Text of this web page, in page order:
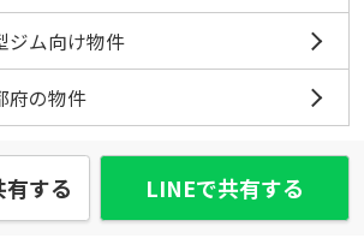
ジム向け物件
府の物件
する LINEで共有する